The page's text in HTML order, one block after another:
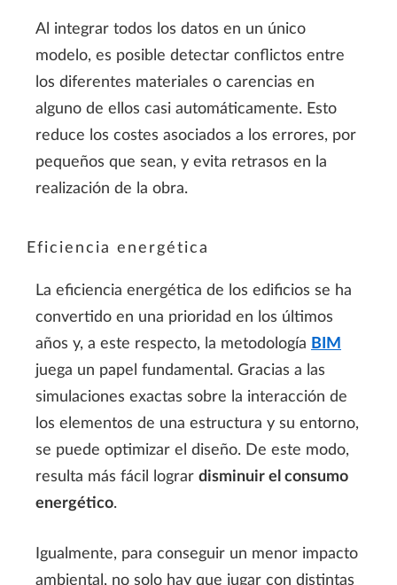
Al integrar todos los datos en un único
modelo, es posible detectar conflictos entre
los diferentes materiales o carencias en
alguno de ellos casi automáticamente. Esto
reduce los costes asociados a los errores, por
pequeños que sean, y evita retrasos en la
realización de la obra.
Eficiencia energética
La eficiencia energética de los edificios se ha
convertido en una prioridad en los últimos
años y, a este respecto, la metodología BIM
juega un papel fundamental. Gracias a las
simulaciones exactas sobre la interacción de
los elementos de una estructura y su entorno,
se puede optimizar el diseño. De este modo,
resulta más fácil lograr disminuir el consumo
energético.
Igualmente, para conseguir un menor impacto
ambiental, no solo hay que jugar con distintas